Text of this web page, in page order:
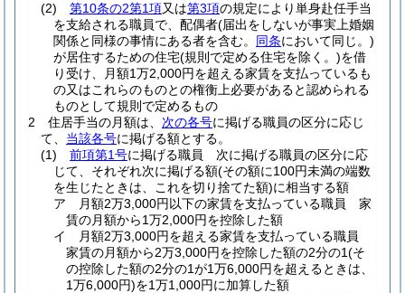
(2)
第10条の2第1項又は第3項の規定により単身赴任手当
を支給される職員で、配偶者(届出をしないが事実上婚姻
関係と同様の事情にある者を含む。 同条において同じ。)
が居住するための住宅(規則で定める住宅を除く。)を借
り受け、月額1万2,000円を超える家賃を支払っているも
の又はこれらのものとの権衡上必要があると認められる
ものとして規則で定めるもの
2
住居手当の月額は、 次の各号に掲げる職員の区分に応じ
て、 当該各号に掲げる額とする。
(1)
前項第1号に掲げる職員 次に掲げる職員の区分に応
じて、それぞれ次に掲げる額(その額に100円未満の端数
を生じたときは、これを切り捨てた額)に相当する額
ア
月額2万3,000円以下の家賃を支払っている職員 家
賃の月額から1万2,000円を控除した額
イ
月額2万3,000円を超える家賃を支払っている職員
家賃の月額から2万3,000円を控除した額の2分の1(そ
の控除した額の2分の1が1万6,000円を超えるときは、
1万6,000円)を1万1,000円に加算した額